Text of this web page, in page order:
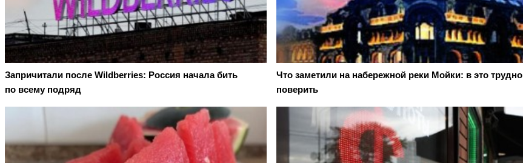
Запричитали после Wildberries: Россия начала бить
по всему подряд
Что заметили на набережной реки Мойки: в это трудно
поверить